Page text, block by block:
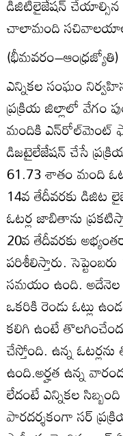
డిజిటిలైజేషన్‌
చాలామంది సచివాలయాల్లో
(భీమవరం–ఆంధ్రజ్యోతి)
ఎన్నికల సంఘం
ప్రక్రియ జిల్లాలో వేగం
మందికి ఎన్‌రోల్‌మెంట్‌
డిజటైలేజేషన్‌ చేసే
61.73 శాతం మంది
14వ తేదీవరకు డిజిట
ఓటర్ల జాబితాను
20వ తేదీవరకు
పరిశీలిస్తారు.
సమయం ఉంది. అదేనెల
ఒకరికి రెండు ఓట్లు
కలిగి ఉంటే
చేస్తోంది. ఉన్న
ఉంది.అర్హత ఉన్న
లేదంటే ఎన్నికల
పారదర్శకంగా సర్‌